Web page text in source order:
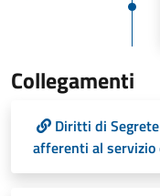
Collegamenti
Diritti di
afferenti al